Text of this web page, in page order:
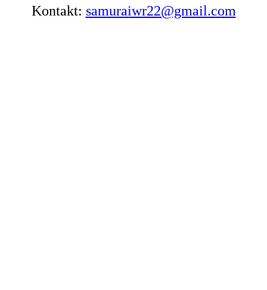
Kontakt: samuraiwr22@gmail.com